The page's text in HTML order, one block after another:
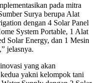
pada mitra
Surya berupa Alat
dengan 4 Solar Panel
System Portable, 1 Alat
Solar Energy, dan 1 Mesin
jelasnya.
yang akan
yakni kelompok tani